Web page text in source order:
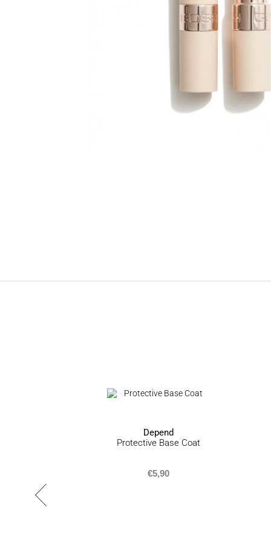
Depend
Protective Base Coat
€5,90